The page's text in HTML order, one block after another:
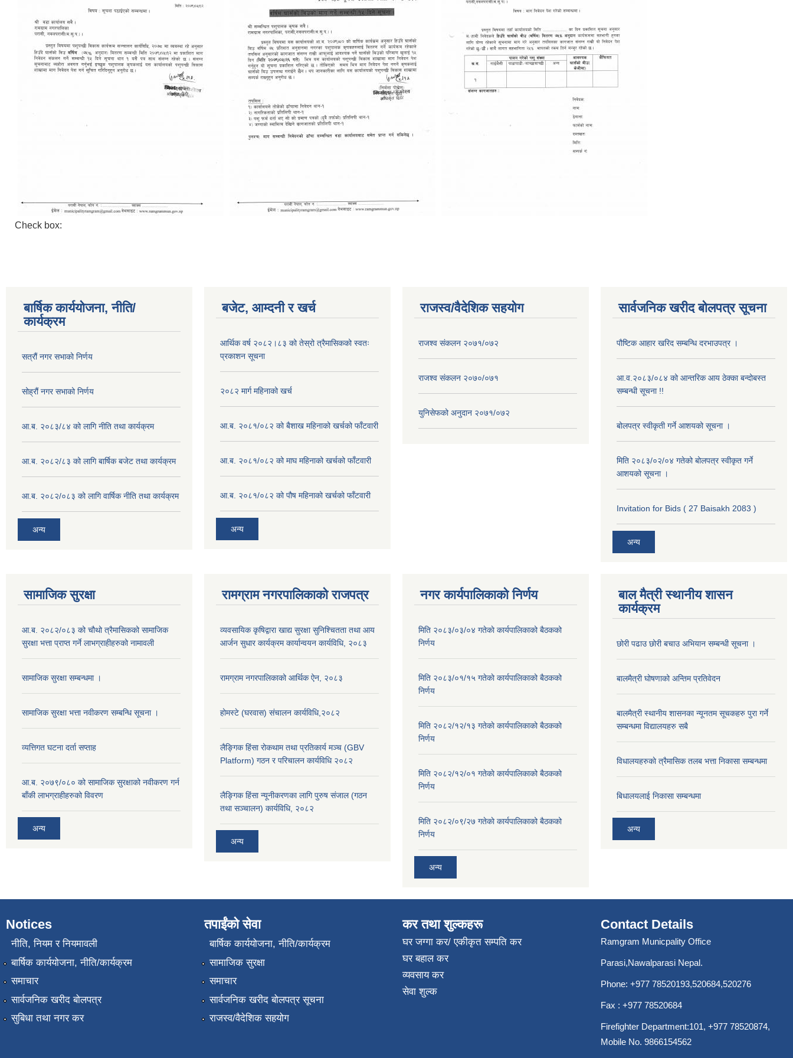
Check box:
बार्षिक कार्ययोजना, नीति/
कार्यक्रम
सत्रौं नगर सभाको निर्णय
सोह्रौं नगर सभाको निर्णय
आ.ब. २०८३/८४ को लागि नीति तथा कार्यक्रम
आ.ब. २०८२/८३ को लागि बार्षिक बजेट तथा कार्यक्रम
आ.ब. २०८२/०८३ को लागि वार्षिक नीति तथा कार्यक्रम
अन्य
बजेट, आम्दनी र खर्च
आर्थिक वर्ष २०८२।८३ को तेस्रो त्रैमासिकको स्वतः
प्रकाशन सूचना
२०८२ मार्ग महिनाको खर्च
आ.ब. २०८१/०८२ को बैशाख महिनाको खर्चको फाँटवारी
आ.ब. २०८१/०८२ को माघ महिनाको खर्चको फाँटवारी
आ.ब. २०८१/०८२ को पौष महिनाको खर्चको फाँटवारी
अन्य
राजस्व/वैदेशिक सहयोग
राजश्व संकलन २०७१/०७२
राजश्व संकलन २०७०/०७१
युनिसेफको अनुदान २०७१/०७२
सार्वजनिक खरीद बोलपत्र सूचना
पौष्टिक आहार खरिद सम्बन्धि दरभाउपत्र ।
आ.व.२०८३/०८४ को आन्तरिक आय ठेक्का बन्दोबस्त
सम्बन्धी सूचना !!
बोलपत्र स्वीकृती गर्ने आशयको सूचना ।
मिति २०८३/०२/०४ गतेको बोलपत्र स्वीकृत गर्ने
आशयको सूचना ।
Invitation for Bids ( 27 Baisakh 2083 )
अन्य
सामाजिक सुरक्षा
आ.ब. २०८२/०८३ को चौथो त्रैमासिकको सामाजिक
सुरक्षा भत्ता प्राप्त गर्ने लाभग्राहीहरुको नामावली
सामाजिक सुरक्षा सम्बन्धमा ।
सामाजिक सुरक्षा भत्ता नवीकरण सम्बन्धि सूचना ।
व्यत्तिगत घटना दर्ता सप्ताह
आ.ब. २०७९/०८० को सामाजिक सुरक्षाको नवीकरण गर्न
बाँकी लाभग्राहीहरुको विवरण
अन्य
रामग्राम नगरपालिकाको राजपत्र
व्यवसायिक कृषिद्वारा खाद्य सुरक्षा सुनिश्चितता तथा आय
आर्जन सुधार कार्यक्रम कार्यान्वयन कार्यविधि, २०८३
रामग्राम नगरपालिकाको आर्थिक ऐन, २०८३
होमस्टे (घरवास) संचालन कार्यविधि,२०८२
लैङ्गिक हिंसा रोकथाम तथा प्रतिकार्य मञ्च (GBV
Platform) गठन र परिचालन कार्यविधि २०८२
लैङ्गिक हिंसा न्यूनीकरणका लागि पुरुष संजाल (गठन
तथा सञ्चालन) कार्यविधि, २०८२
अन्य
नगर कार्यपालिकाको निर्णय
मिति २०८३/०३/०४ गतेकाे कार्यपालिकाको बैठकको
निर्णय
मिति २०८३/०१/१५ गतेकाे कार्यपालिकाको बैठकको
निर्णय
मिति २०८२/१२/१३ गतेकाे कार्यपालिकाको बैठकको
निर्णय
मिति २०८२/१२/०१ गतेकाे कार्यपालिकाको बैठकको
निर्णय
मिति २०८२/०९/२७ गतेकाे कार्यपालिकाको बैठकको
निर्णय
अन्य
बाल मैत्री स्थानीय शासन
कार्यक्रम
छोरी पढाउ छोरी बचाउ अभियान सम्बन्धी सूचना ।
बालमैत्री घोषणाको अन्तिम प्रतिवेदन
बालमैत्री स्थानीय शासनका न्यूनतम सूचकहरु पुरा गर्ने
सम्बन्धमा विद्यालयहरु सबै
विधालयहरुकाे त्रैमासिक तलब भत्ता निकासा सम्बन्धमा
बिधालयलाई निकासा सम्बन्धमा
अन्य
Notices
नीति, नियम र नियमावली
बार्षिक कार्ययोजना, नीति/कार्यक्रम
समाचार
सार्वजनिक खरीद बोलपत्र
सुबिधा तथा नगर कर
तपाईंको सेवा
बार्षिक कार्ययोजना, नीति/कार्यक्रम
सामाजिक सुरक्षा
समाचार
सार्वजनिक खरीद बोलपत्र सूचना
राजस्व/वैदेशिक सहयोग
कर तथा शुल्कहरू
घर जग्गा कर/ एकीकृत सम्पति कर
घर बहाल कर
व्यवसाय कर
सेवा शुल्क
Contact Details
Ramgram Municpality Office
Parasi,Nawalparasi Nepal.
Phone: +977 78520193,520684,520276
Fax : +977 78520684
Firefighter Department:101, +977 78520874,
Mobile No. 9866154562